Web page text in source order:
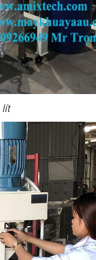
lít